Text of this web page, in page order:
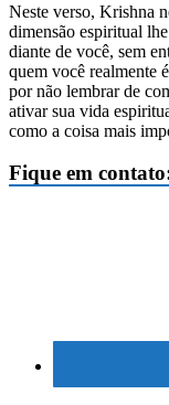
Neste verso, Krishna
dimensão espiritual
diante de você, sem
quem você realmente
por não lembrar de
ativar sua vida
como a coisa mais
Fique em